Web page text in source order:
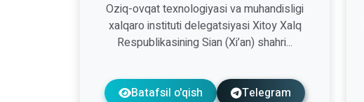
Oziq-ovqat texnologiyasi va muhandisligi
xalqaro instituti delegatsiyasi Xitoy Xalq
Respublikasining Sian (Xi’an) shahri...
Batafsil o'qish Telegram